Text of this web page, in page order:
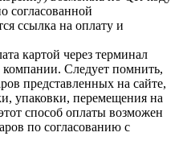
согласованной
ссылка на оплату и
картой через терминал
Следует помнить,
представленных на сайте,
упаковки, перемещения на
способ оплаты возможен
по согласованию с